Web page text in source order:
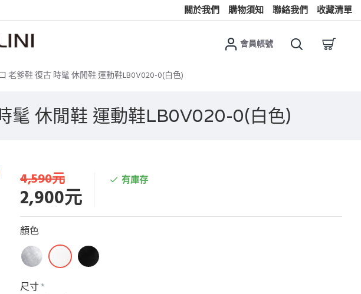
關於我們 購物須知 聯絡我們 收藏清單
會員帳號
老爹鞋 復古 時髦 休閒鞋 運動鞋LB0V020-0(白色)
髦 休閒鞋 運動鞋LB0V020-0(白色)
2,900元
4,590元 有庫存
顏色
尺寸